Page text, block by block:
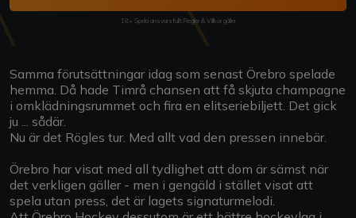
18+ Spela ansvarsfullt Regler & Villkor gäller
Samma förutsättningar idag som senast Örebro spelade
hemma. Då hade Timrå chansen att få skjuta champagne
i omklädningsrummet och fira en elitseriebiljett. Det gick
ju ... sådär.
Nu är det Rögles tur. Med allt vad den pressen innebär.
Örebro har visat med all tydlighet att dom är sämst när
det verkligen gäller - men i gengäld i stället visat att
spela utan press, det är lagets signaturmelodi.